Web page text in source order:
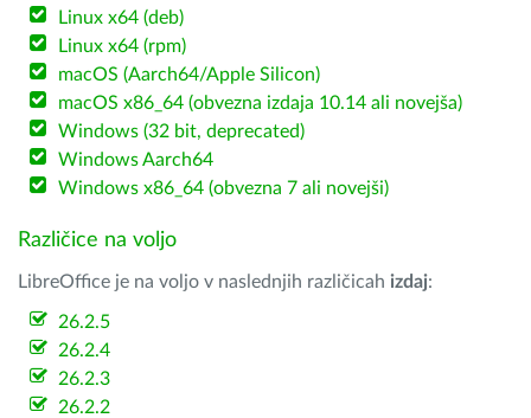
Linux x64 (deb)
Linux x64 (rpm)
macOS (Aarch64/Apple Silicon)
macOS x86_64 (obvezna izdaja 10.14 ali novejša)
Windows (32 bit, deprecated)
Windows Aarch64
Windows x86_64 (obvezna 7 ali novejši)
Različice na voljo
LibreOffice je na voljo v naslednjih različicah izdaj:
26.2.5
26.2.4
26.2.3
26.2.2